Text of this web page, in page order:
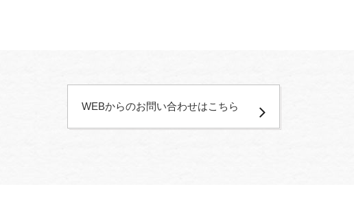
WEBからのお問い合わせはこちら